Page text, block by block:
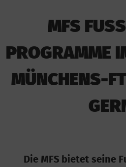
MFS
PROGRAMME
MÜNCHENS-
Die MFS bietet seine